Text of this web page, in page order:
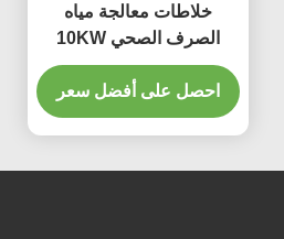
خلاطات معالجة مياه
الصرف الصحي 10KW
خلاط مغمور غير قابل للصدأ
QJB
احصل على أفضل سعر